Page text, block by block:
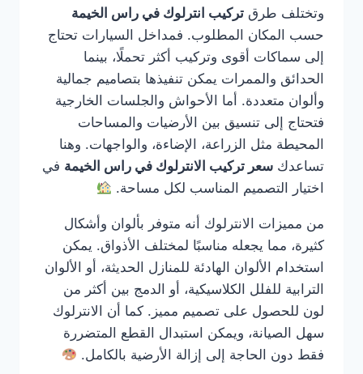
وتختلف طرق تركيب انترلوك في راس الخيمة
حسب المكان المطلوب. فمداخل السيارات تحتاج
إلى سماكات أقوى وتركيب أكثر تحملًا، بينما
الحدائق والممرات يمكن تنفيذها بتصاميم جمالية
وألوان متعددة. أما الأحواش والجلسات الخارجية
فتحتاج إلى تنسيق بين الأرضيات والمساحات
المحيطة مثل الزراعة، الإضاءة، والواجهات. وهنا
تساعدك سعر تركيب الانترلوك في راس الخيمة في
اختيار التصميم المناسب لكل مساحة.
من مميزات الانترلوك أنه متوفر بألوان وأشكال
كثيرة، مما يجعله مناسبًا لمختلف الأذواق. يمكن
استخدام الألوان الهادئة للمنازل الحديثة، أو الألوان
الترابية للفلل الكلاسيكية، أو الدمج بين أكثر من
لون للحصول على تصميم مميز. كما أن الانترلوك
سهل الصيانة، ويمكن استبدال القطع المتضررة
فقط دون الحاجة إلى إزالة الأرضية بالكامل.